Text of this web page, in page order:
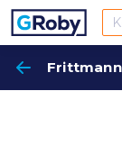
Frittmann